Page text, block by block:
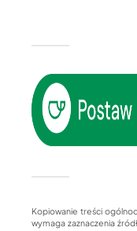
Kopiowanie treści
wymaga zaznaczenia